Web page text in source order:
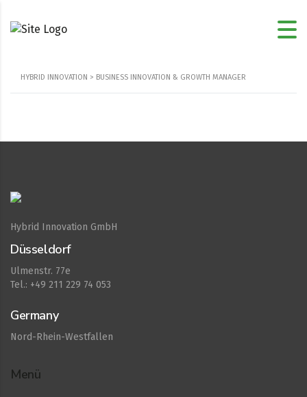
HYBRID INNOVATION > BUSINESS INNOVATION & GROWTH MANAGER
Hybrid Innovation GmbH
Düsseldorf
Ulmenstr. 77e
Tel.: +49 211 229 74 053
Germany
Nord-Rhein-Westfallen
Menü